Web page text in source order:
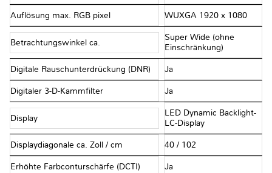
Auflösung max. RGB pixel WUXGA 1920 x 1080
Betrachtungswinkel ca.
Super Wide (ohne
Einschränkung)
Digitale Rauschunterdrückung (DNR) Ja
Digitaler 3-D-Kammfilter Ja
Display
LED Dynamic Backlight-
LC-Display
Displaydiagonale ca. Zoll / cm 40 / 102
Erhöhte Farbconturschärfe (DCTI) Ja